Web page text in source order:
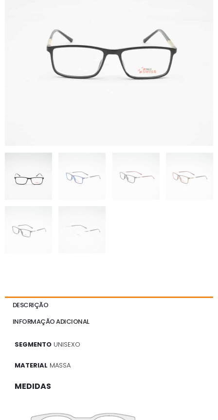
DESCRIÇÃO
INFORMAÇÃO ADICIONAL
SEGMENTO UNISEXO
MATERIAL MASSA
MEDIDAS